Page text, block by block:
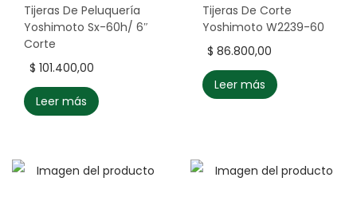
Tijeras De Peluquería
Yoshimoto Sx-60h/ 6″
Corte
$ 101.400,00
Leer más
Tijeras De Corte
Yoshimoto W2239-60
$ 86.800,00
Leer más